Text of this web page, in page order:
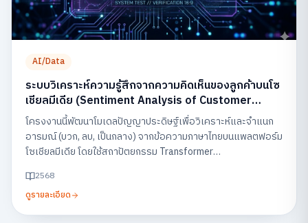
AI/Data
ระบบวิเคราะห์ความรู้สึกจากความคิดเห็นของลูกค้าบนโซ
เชียลมีเดีย (Sentiment Analysis of Customer
Feedback on Social Media)
โครงงานนี้พัฒนาโมเดลปัญญาประดิษฐ์เพื่อวิเคราะห์และจำแนก
อารมณ์ (บวก, ลบ, เป็นกลาง) จากข้อความภาษาไทยบนแพลตฟอร์ม
โซเชียลมีเดีย โดยใช้สถาปัตยกรรม Transformer
ธุรกิจสามารถเข้าใจเสียงตอบรับของลูกค้าและนำไปปรับปรุง
บริการได้อย่างรวดเร็ว
2568
ดูรายละเอียด